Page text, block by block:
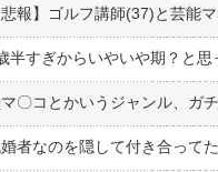
悲報】ゴルフ講師(37)と芸能
半すぎからいやいや期？と思
〇コとかいうジャンル、ガ
婚者なのを隠して付き合って